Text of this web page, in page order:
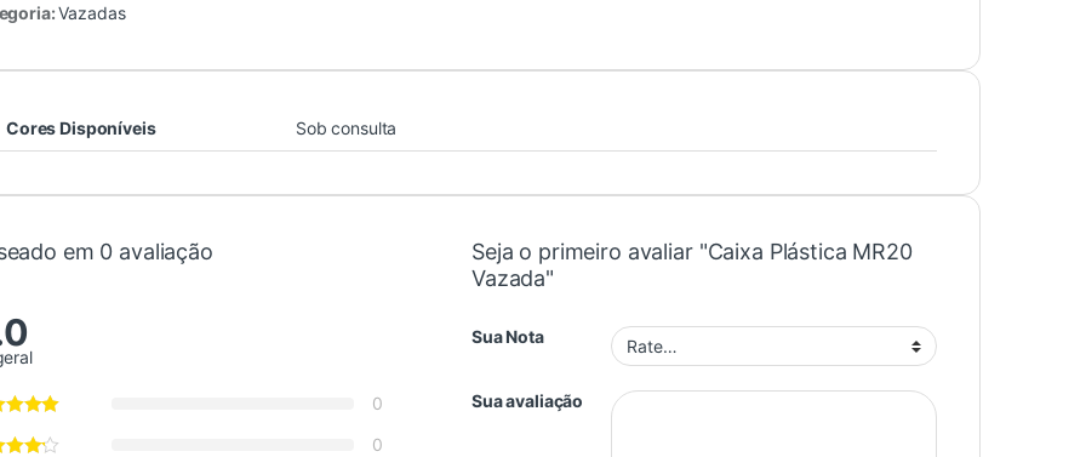
Vazadas
Cores Disponíveis Sob consulta
em 0 avaliação
0
0
Seja o primeiro avaliar "Caixa Plástica MR20
Vazada"
Sua Nota
Sua avaliação